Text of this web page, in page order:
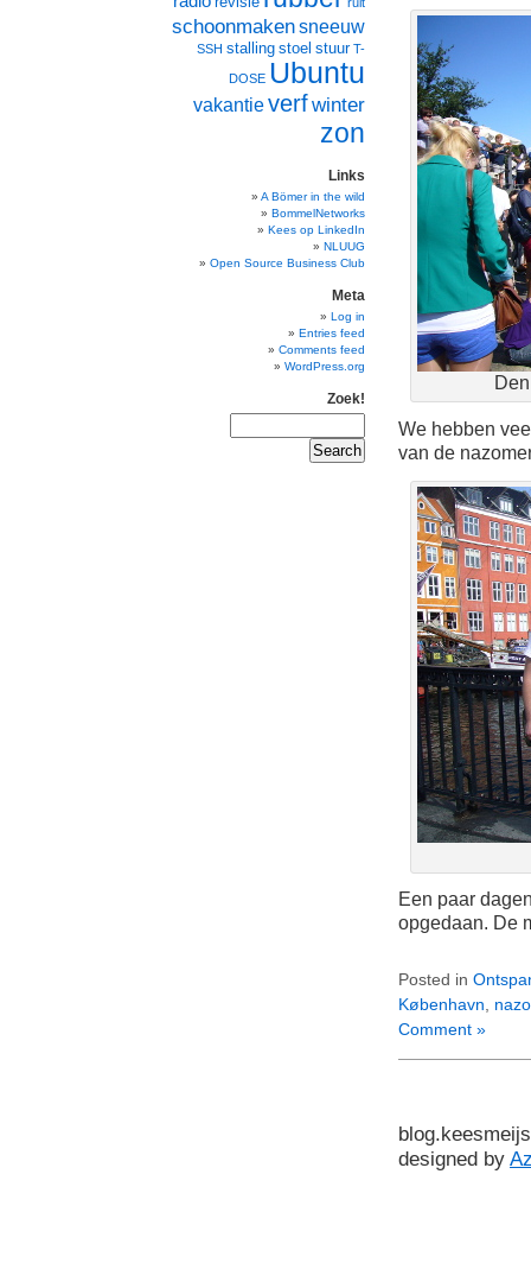
We hebben
van de
Een paar
opgedaan. De
Posted in
København
Comment »
schoonmakensneeuw
SSH stalling stoel stuur T-
DOSE Ubuntu
vakantieverfwinter
zon
Links
A Bömer in the wild
BommelNetworks
Kees op LinkedIn
NLUUG
Open Source Business Club
Meta
Log in
Entries feed
Comments feed
WordPress.org
Zoek!
designed by